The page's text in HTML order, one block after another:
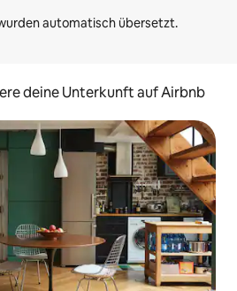
deine Unterkunft auf Airbnb